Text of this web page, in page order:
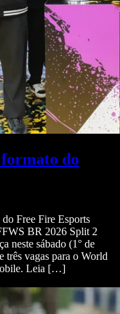
do
Free Fire Esports
BR 2026 Split 2
neste sábado (1° de
três vagas para o World
Leia […]